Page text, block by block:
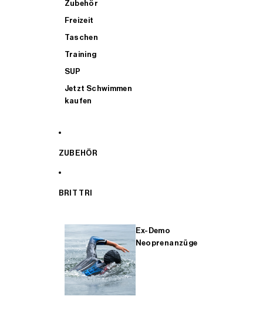
Zubehör
Freizeit
Taschen
Training
SUP
Jetzt Schwimmen
kaufen
ZUBEHÖR
BRIT TRI
Ex-Demo
Neoprenanzüge